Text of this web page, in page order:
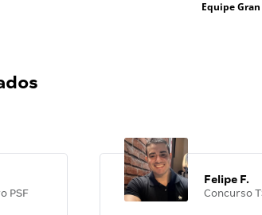
Equipe Gran
PSF
Felipe F.
Concurso